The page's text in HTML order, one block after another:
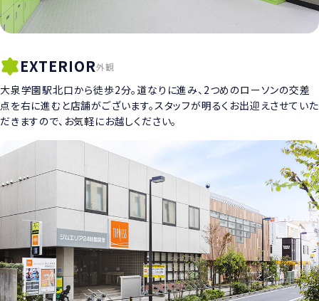
EXTERIOR外観
大泉学園駅北口から徒歩2分。道なりに進み、2つめのローソンの交差
点を右に進むと店舗がございます。スタッフが明るくお出迎えさせていた
だきますので、お気軽にお越しください。